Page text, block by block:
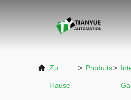
Zu
Hause
> Produits>